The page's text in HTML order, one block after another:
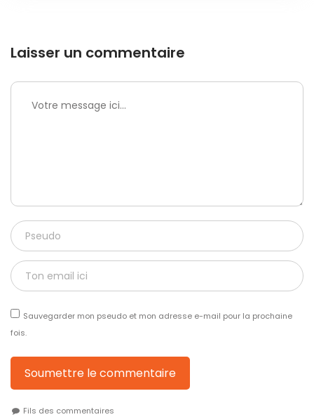
Laisser un commentaire
Sauvegarder mon pseudo et mon adresse e-mail pour la prochaine
fois.
Soumettre le commentaire
Fils des commentaires